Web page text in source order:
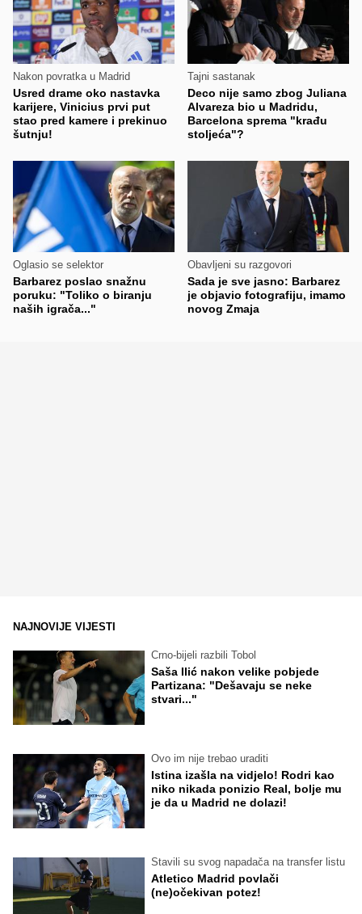
Nakon povratka u Madrid
Usred drame oko nastavka
karijere, Vinicius prvi put
stao pred kamere i prekinuo
šutnju!
Tajni sastanak
Deco nije samo zbog Juliana
Alvareza bio u Madridu,
Barcelona sprema "krađu
stoljeća"?
Oglasio se selektor
Barbarez poslao snažnu
poruku: "Toliko o biranju
naših igrača..."
Obavljeni su razgovori
Sada je sve jasno: Barbarez
je objavio fotografiju, imamo
novog Zmaja
NAJNOVIJE VIJESTI
Crno-bijeli razbili Tobol
Saša Ilić nakon velike pobjede
Partizana: "Dešavaju se neke
stvari..."
Ovo im nije trebao uraditi
Istina izašla na vidjelo! Rodri kao
niko nikada ponizio Real, bolje mu
je da u Madrid ne dolazi!
Stavili su svog napadača na transfer listu
Atletico Madrid povlači
(ne)očekivan potez!